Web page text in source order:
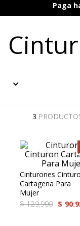
Paga
3
Cinturones
Cartagena Para
Mujer
$ 129.900 $ 90.
1.
tenis mujer
3.
zapatos
5
mocasines
8.
mocasin
10. grace